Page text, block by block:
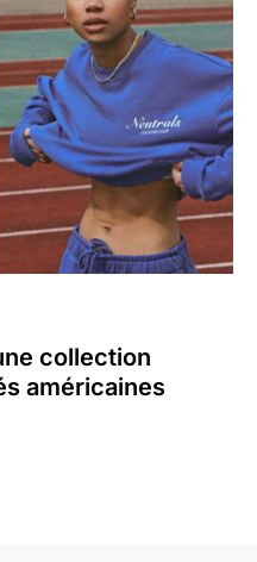
collection
américaines